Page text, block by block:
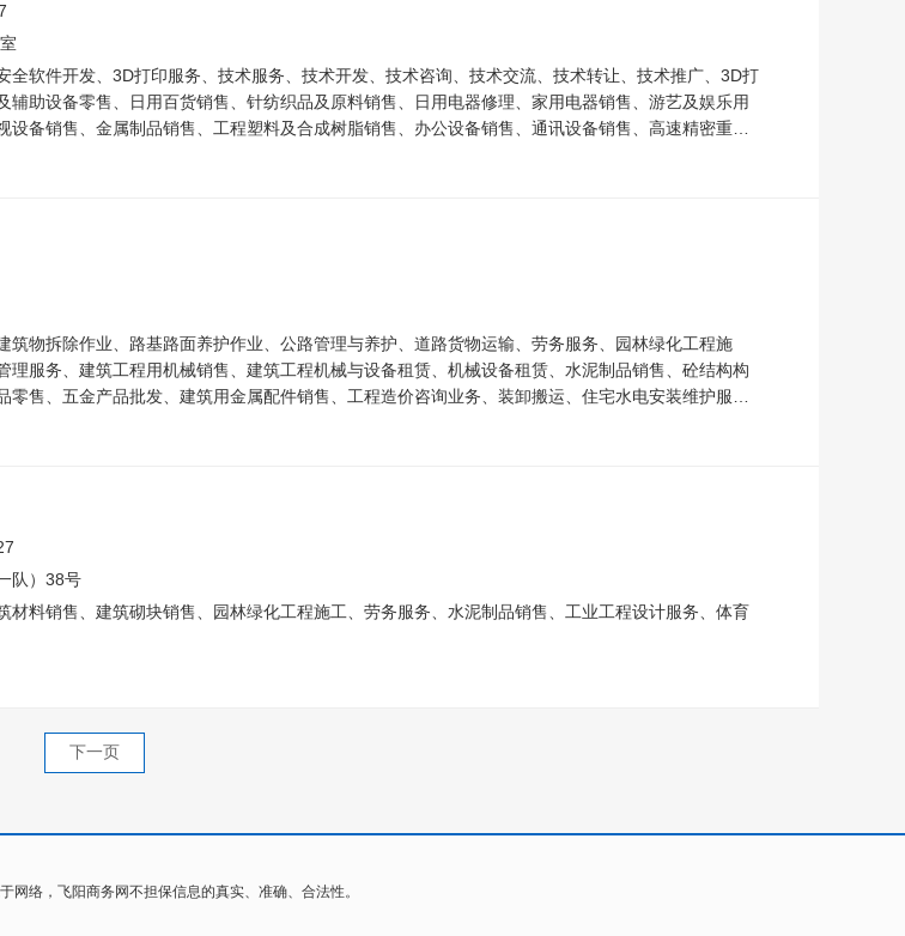
软件开发、3D打印服务、技术服务、技术开发、技术咨询、技术交流、技术转让、技术推广、3D打
助设备零售、日用百货销售、针纺织品及原料销售、日用电器修理、家用电器销售、游艺及娱乐用
备销售、金属制品销售、工程塑料及合成树脂销售、办公设备销售、通讯设备销售、高速精密重载
物拆除作业、路基路面养护作业、公路管理与养护、道路货物运输、劳务服务、园林绿化工程施
服务、建筑工程用机械销售、建筑工程机械与设备租赁、机械设备租赁、水泥制品销售、砼结构构
售、五金产品批发、建筑用金属配件销售、工程造价咨询业务、装卸搬运、住宅水电安装维护服
队）38号
料销售、建筑砌块销售、园林绿化工程施工、劳务服务、水泥制品销售、工业工程设计服务、体育
下一页
网络，飞阳商务网不担保信息的真实、准确、合法性。